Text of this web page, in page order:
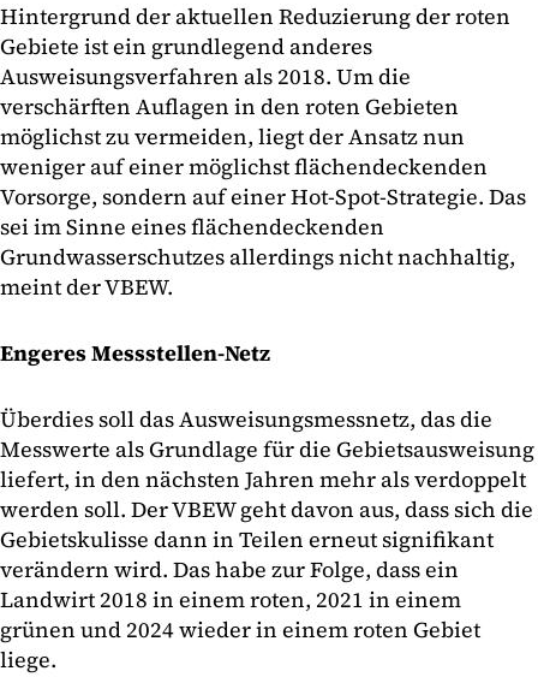
Hintergrund der aktuellen Reduzierung der roten
Gebiete ist ein grundlegend anderes
Ausweisungsverfahren als 2018. Um die
verschärften Auflagen in den roten Gebieten
möglichst zu vermeiden, liegt der Ansatz nun
weniger auf einer möglichst flächendeckenden
Vorsorge, sondern auf einer Hot-Spot-Strategie. Das
sei im Sinne eines flächendeckenden
Grundwasserschutzes allerdings nicht nachhaltig,
meint der VBEW.
Engeres Messstellen-Netz
Überdies soll das Ausweisungsmessnetz, das die
Messwerte als Grundlage für die Gebietsausweisung
liefert, in den nächsten Jahren mehr als verdoppelt
werden soll. Der VBEW geht davon aus, dass sich die
Gebietskulisse dann in Teilen erneut signifikant
verändern wird. Das habe zur Folge, dass ein
Landwirt 2018 in einem roten, 2021 in einem
grünen und 2024 wieder in einem roten Gebiet
liege.